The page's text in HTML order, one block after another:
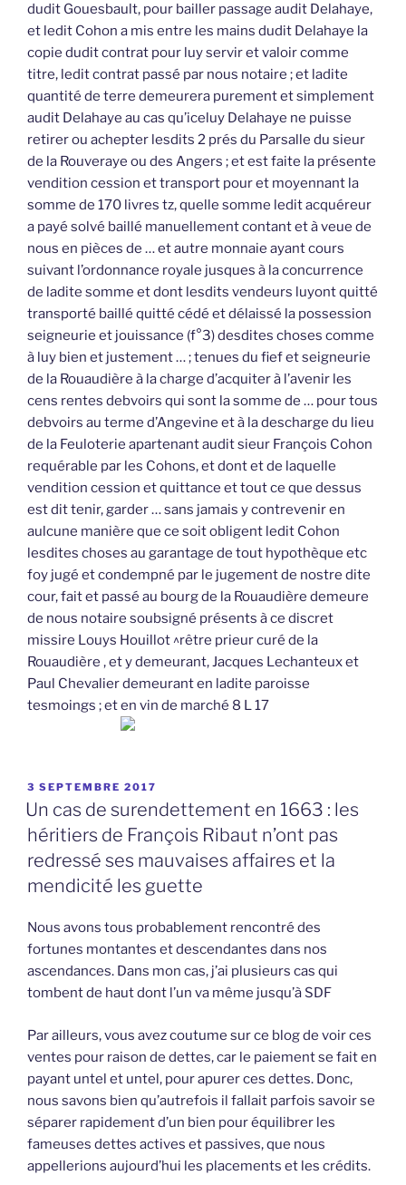
dudit Gouesbault, pour bailler passage audit Delahaye,
et ledit Cohon a mis entre les mains dudit Delahaye la
copie dudit contrat pour luy servir et valoir comme
titre, ledit contrat passé par nous notaire ; et ladite
quantité de terre demeurera purement et simplement
audit Delahaye au cas qu’iceluy Delahaye ne puisse
retirer ou achepter lesdits 2 prés du Parsalle du sieur
de la Rouveraye ou des Angers ; et est faite la présente
vendition cession et transport pour et moyennant la
somme de 170 livres tz, quelle somme ledit acquéreur
a payé solvé baillé manuellement contant et à veue de
nous en pièces de … et autre monnaie ayant cours
suivant l’ordonnance royale jusques à la concurrence
de ladite somme et dont lesdits vendeurs luyont quitté
transporté baillé quitté cédé et délaissé la possession
seigneurie et jouissance (f°3) desdites choses comme
à luy bien et justement … ; tenues du fief et seigneurie
de la Rouaudière à la charge d’acquiter à l’avenir les
cens rentes debvoirs qui sont la somme de … pour tous
debvoirs au terme d’Angevine et à la descharge du lieu
de la Feuloterie apartenant audit sieur François Cohon
requérable par les Cohons, et dont et de laquelle
vendition cession et quittance et tout ce que dessus
est dit tenir, garder … sans jamais y contrevenir en
aulcune manière que ce soit obligent ledit Cohon
lesdites choses au garantage de tout hypothèque etc
foy jugé et condempné par le jugement de nostre dite
cour, fait et passé au bourg de la Rouaudière demeure
de nous notaire soubsigné présents à ce discret
missire Louys Houillot ^rêtre prieur curé de la
Rouaudière , et y demeurant, Jacques Lechanteux et
Paul Chevalier demeurant en ladite paroisse
tesmoings ; et en vin de marché 8 L 17
PUBLIÉ
LE
3 SEPTEMBRE 2017
Un cas de surendettement en 1663 : les
héritiers de François Ribaut n’ont pas
redressé ses mauvaises affaires et la
mendicité les guette
Nous avons tous probablement rencontré des
fortunes montantes et descendantes dans nos
ascendances. Dans mon cas, j’ai plusieurs cas qui
tombent de haut dont l’un va même jusqu’à SDF
Par ailleurs, vous avez coutume sur ce blog de voir ces
ventes pour raison de dettes, car le paiement se fait en
payant untel et untel, pour apurer ces dettes. Donc,
nous savons bien qu’autrefois il fallait parfois savoir se
séparer rapidement d’un bien pour équilibrer les
fameuses dettes actives et passives, que nous
appellerions aujourd’hui les placements et les crédits.